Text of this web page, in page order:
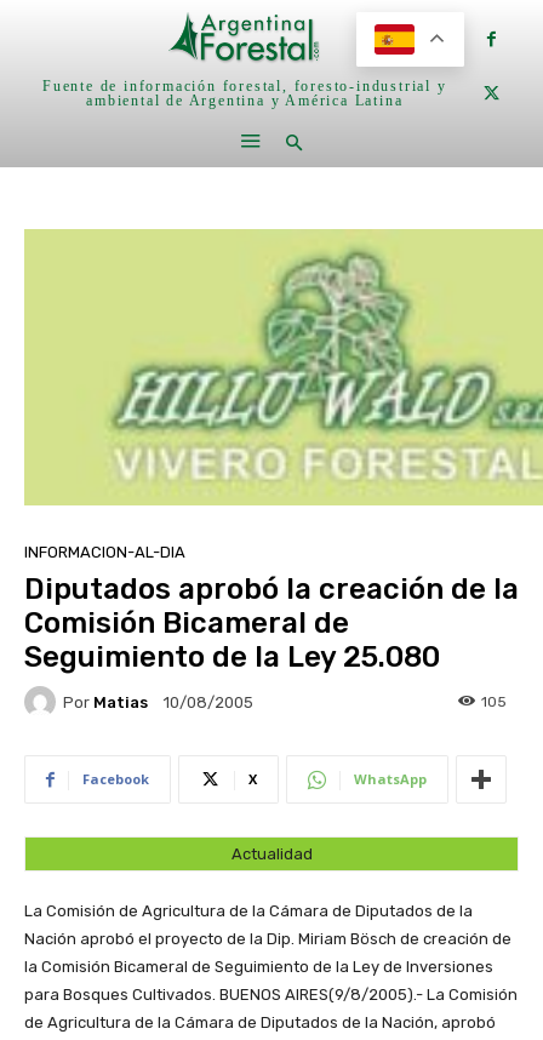
Fuente de información forestal, foresto-industrial y
ambiental de Argentina y América Latina
INFORMACION-AL-DIA
Diputados aprobó la creación de la
Comisión Bicameral de
Seguimiento de la Ley 25.080
Por Matias 10/08/2005 105
Facebook X WhatsApp
Actualidad
La Comisión de Agricultura de la Cámara de Diputados de la
Nación aprobó el proyecto de la Dip. Miriam Bösch de creación de
la Comisión Bicameral de Seguimiento de la Ley de Inversiones
para Bosques Cultivados. BUENOS AIRES(9/8/2005).- La Comisión
de Agricultura de la Cámara de Diputados de la Nación, aprobó